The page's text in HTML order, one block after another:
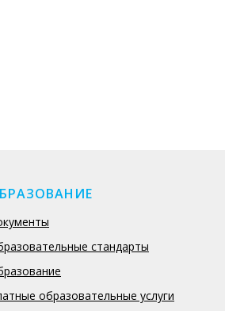
стандарты
образовательные услуги